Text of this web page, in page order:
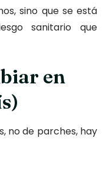
sino que se está
sanitario que
en
no de parches, hay